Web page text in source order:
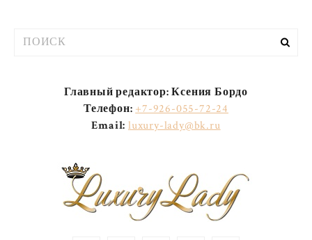
Главный редактор: Ксения Бордо
Телефон: +7-926-055-72-24
Email: luxury-lady@bk.ru